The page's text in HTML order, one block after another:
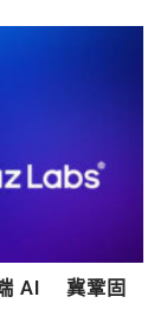
AI 冀鞏固